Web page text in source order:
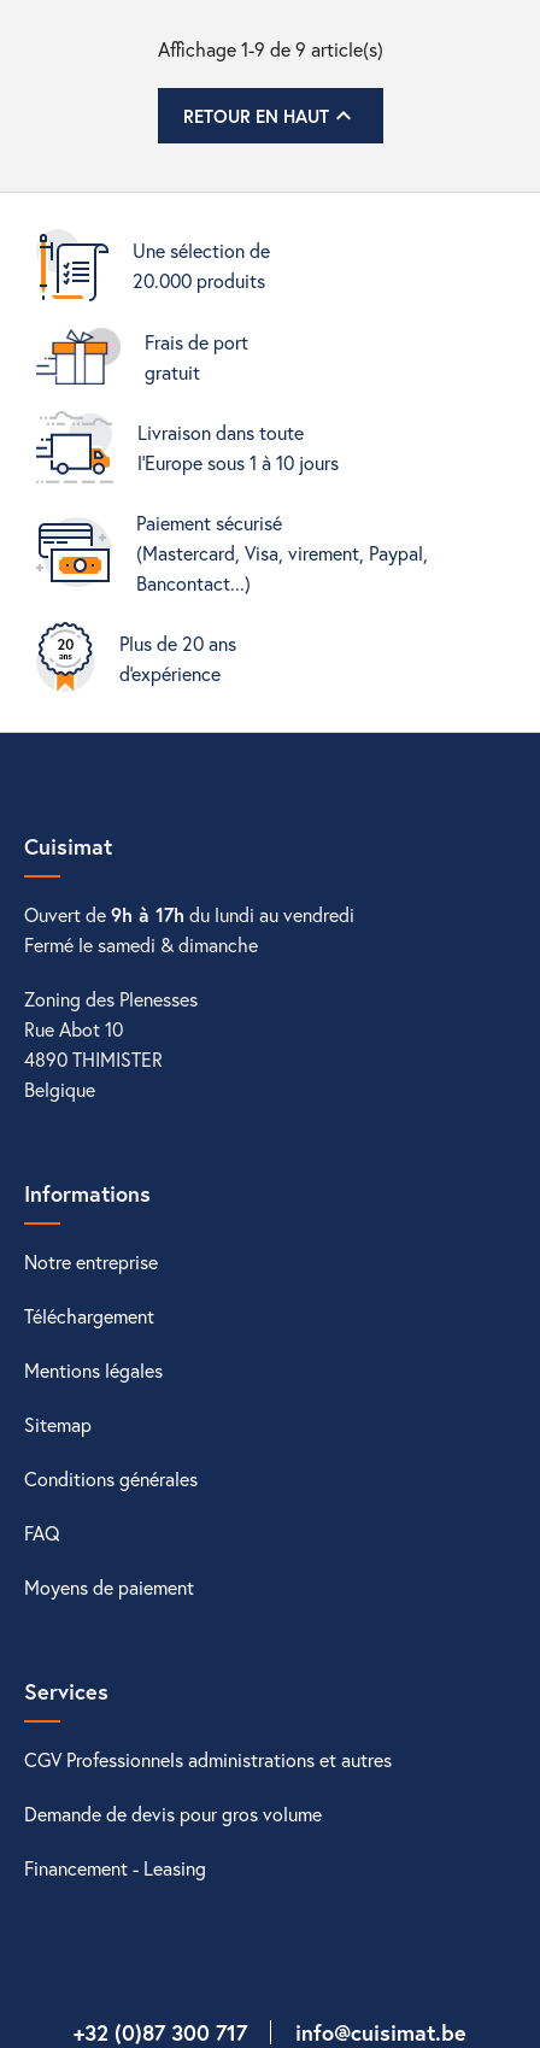
Affichage 1-9 de 9 article(s)
RETOUR EN HAUT
Une sélection de
20.000 produits
Frais de port
gratuit
Livraison dans toute
l'Europe sous 1 à 10 jours
Paiement sécurisé
(Mastercard, Visa, virement, Paypal,
Bancontact...)
Plus de 20 ans
d'expérience
Cuisimat
Ouvert de9h à 17h du lundi au vendredi
Fermé le samedi & dimanche
Zoning des Plenesses
Rue Abot 10
4890 THIMISTER
Belgique
Informations
Notre entreprise
Téléchargement
Mentions légales
Sitemap
Conditions générales
FAQ
Moyens de paiement
Services
CGV Professionnels administrations et autres
Demande de devis pour gros volume
Financement - Leasing
+32 (0)87 300 717 info@cuisimat.be